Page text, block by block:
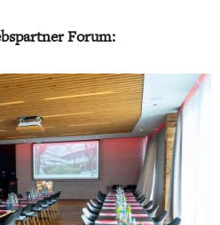
Forum: